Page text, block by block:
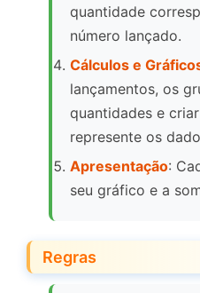
quantidade
número lançado.
Cálculos e
lançamentos, os
quantidades e
represente os
Apresentação:
seu gráfico e a
Regras